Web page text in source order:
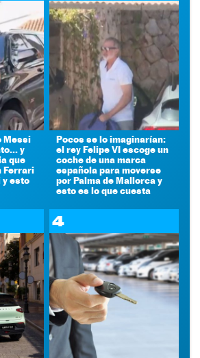
Messi
y
que
Ferrari
y esto
Pocos se lo imaginarían:
el rey Felipe VI escoge un
coche de una marca
española para moverse
por Palma de Mallorca y
esto es lo que cuesta
4